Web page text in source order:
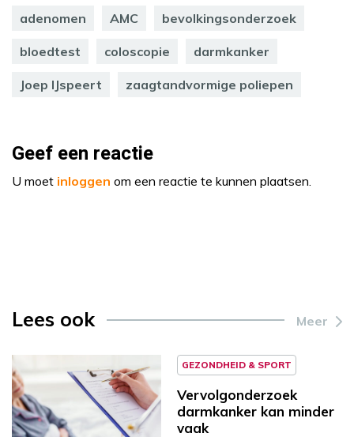
adenomen AMC bevolkingsonderzoek
bloedtest coloscopie darmkanker
Joep IJspeert zaagtandvormige poliepen
Geef een reactie
U moet inloggen om een reactie te kunnen plaatsen.
Lees ook Meer
GEZONDHEID & SPORT
Vervolgonderzoek
darmkanker kan minder
vaak